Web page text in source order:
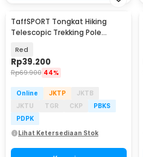
TaffSPORT Tongkat Hiking
Telescopic Trekking Pole
Red
Rp39.200
Rp69.900 44%
Online JKTP
JKTB
JKTU
TGR CKP
PBKS
PDPK
Lihat Ketersediaan Stok